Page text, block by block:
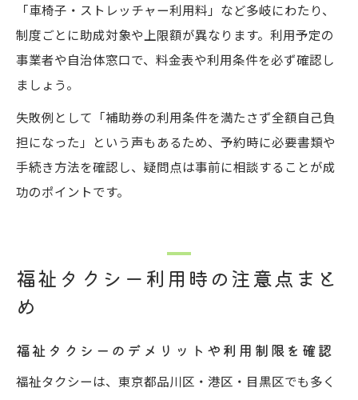
「車椅子・ストレッチャー利用料」など多岐にわたり、
制度ごとに助成対象や上限額が異なります。利用予定の
事業者や自治体窓口で、料金表や利用条件を必ず確認し
ましょう。
失敗例として「補助券の利用条件を満たさず全額自己負
担になった」という声もあるため、予約時に必要書類や
手続き方法を確認し、疑問点は事前に相談することが成
功のポイントです。
福祉タクシー利用時の注意点まと
め
福祉タクシーのデメリットや利用制限を確認
福祉タクシーは、東京都品川区・港区・目黒区でも多く